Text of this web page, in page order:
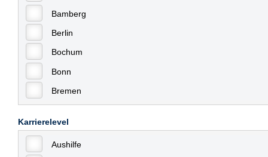
Bamberg
Berlin
Bochum
Bonn
Bremen
Celle
Chemnitz
Karrierelevel
Aushilfe